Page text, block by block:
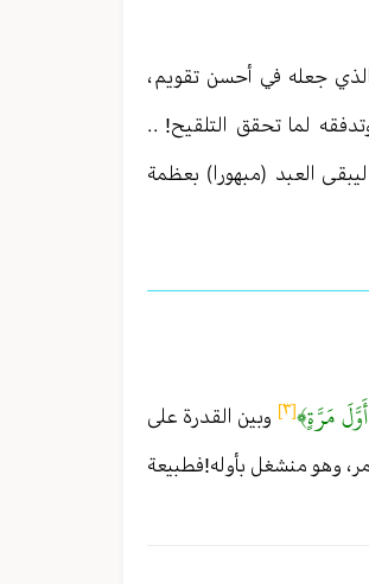
جعله في أحسن تقويم ،
لما تحقق التلقيح! . .
العبد (مبهورا) بعظمة
مَرَّةٍ﴾[٣]
وبين القدرة على
، وهو منشغل بأوله!فطبيعة